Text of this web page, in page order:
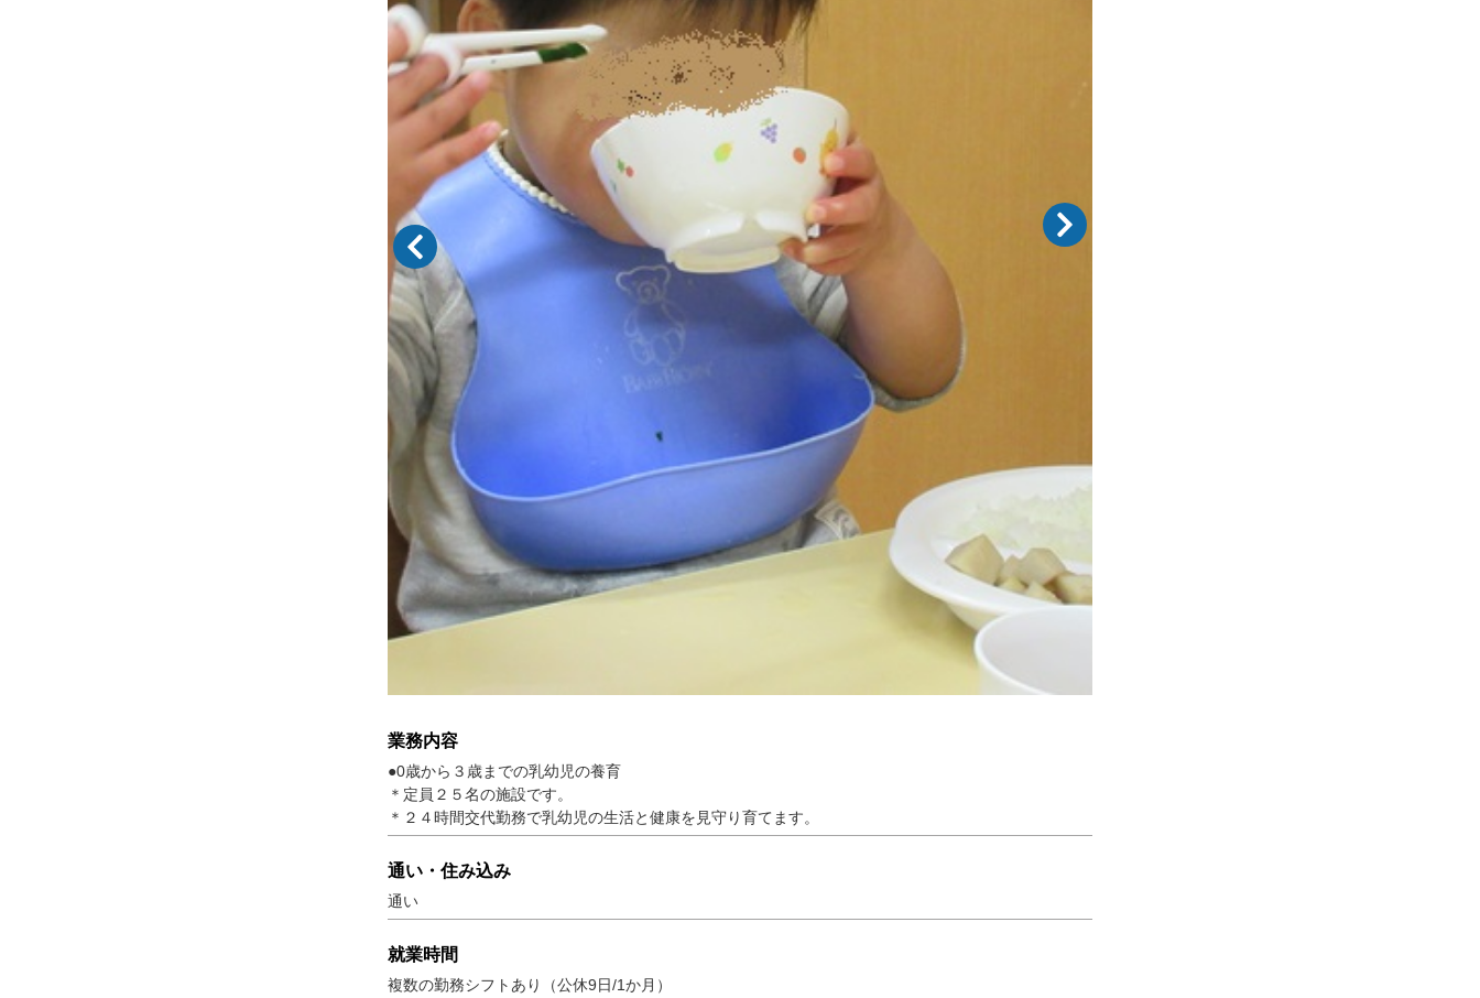
業務内容
●0歳から３歳までの乳幼児の養育
＊定員２５名の施設です。
＊２４時間交代勤務で乳幼児の生活と健康を見守り育てます。
通い・住み込み
通い
就業時間
複数の勤務シフトあり（公休9日/1か月）